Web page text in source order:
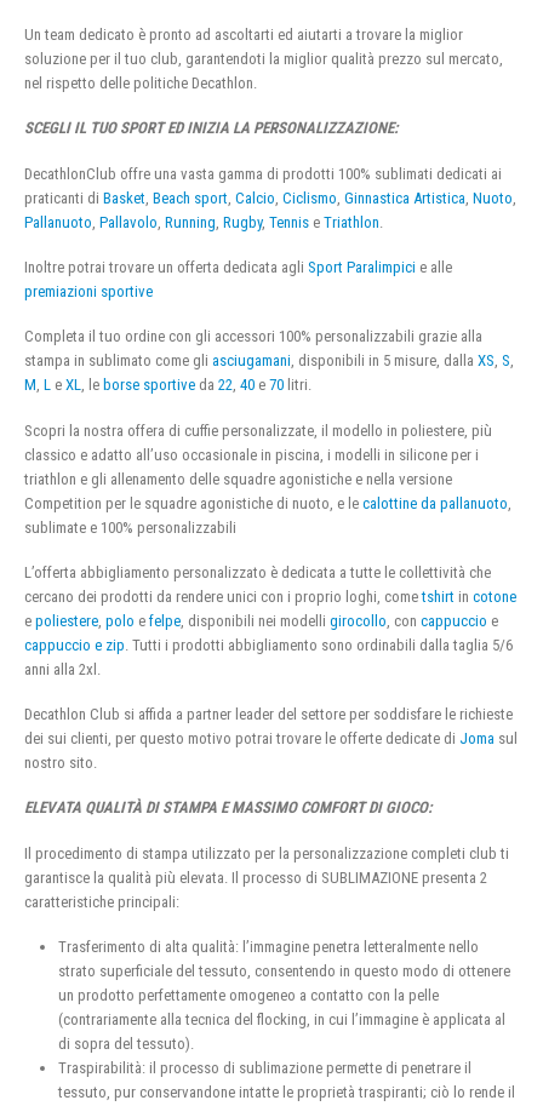
Un team dedicato è pronto ad ascoltarti ed aiutarti a trovare la miglior
soluzione per il tuo club, garantendoti la miglior qualità prezzo sul mercato,
nel rispetto delle politiche Decathlon.
SCEGLI IL TUO SPORT ED INIZIA LA PERSONALIZZAZIONE:
DecathlonClub offre una vasta gamma di prodotti 100% sublimati dedicati ai
praticanti di Basket Beach sport Calcio Ciclismo Ginnastica Artistica Nuoto
Pallanuoto Pallavolo Running Rugby, Tennis e Triathlon
Inoltre potrai trovare un offerta dedicata agli Sport Paralimpici e alle
premiazioni sportive
Completa il tuo ordine con gli accessori 100% personalizzabili grazie alla
stampa in sublimato come gli asciugamani, disponibili in 5 misure, dalla XS, S,
M, L e XL, le borse sportive da 22, 40 e 70 litri.
Scopri la nostra offera di cuffie personalizzate, il modello in poliestere, più
classico e adatto all’uso occasionale in piscina, i modelli in silicone per i
triathlon e gli allenamento delle squadre agonistiche e nella versione
Competition per le squadre agonistiche di nuoto, e le calottine da pallanuoto
sublimate e 100% personalizzabili
L’offerta abbigliamento personalizzato è dedicata a tutte le collettività che
cercano dei prodotti da rendere unici con i proprio loghi, cometshirt in cotone
e poliestere polo e felpe , disponibili nei modelli girocollo , con cappuccio e
cappuccio e zip . Tutti i prodotti abbigliamento sono ordinabili dalla taglia 5/6
anni alla 2xl.
Decathlon Club si affida a partner leader del settore per soddisfare le richieste
dei sui clienti, per questo motivo potrai trovare le offerte dedicate di Joma sul
nostro sito.
ELEVATA QUALITÀ DI STAMPA E MASSIMO COMFORT DI GIOCO:
Il procedimento di stampa utilizzato per la personalizzazione completi club ti
garantisce la qualità più elevata. Il processo di SUBLIMAZIONE presenta 2
caratteristiche principali:
Trasferimento di alta qualità: l’immagine penetra letteralmente nello
strato superficiale del tessuto, consentendo in questo modo di ottenere
un prodotto perfettamente omogeneo a contatto con la pelle
(contrariamente alla tecnica del flocking, in cui l’immagine è applicata al
di sopra del tessuto).
Traspirabilità: il processo di sublimazione permette di penetrare il
tessuto, pur conservandone intatte le proprietà traspiranti; ciò lo rende il